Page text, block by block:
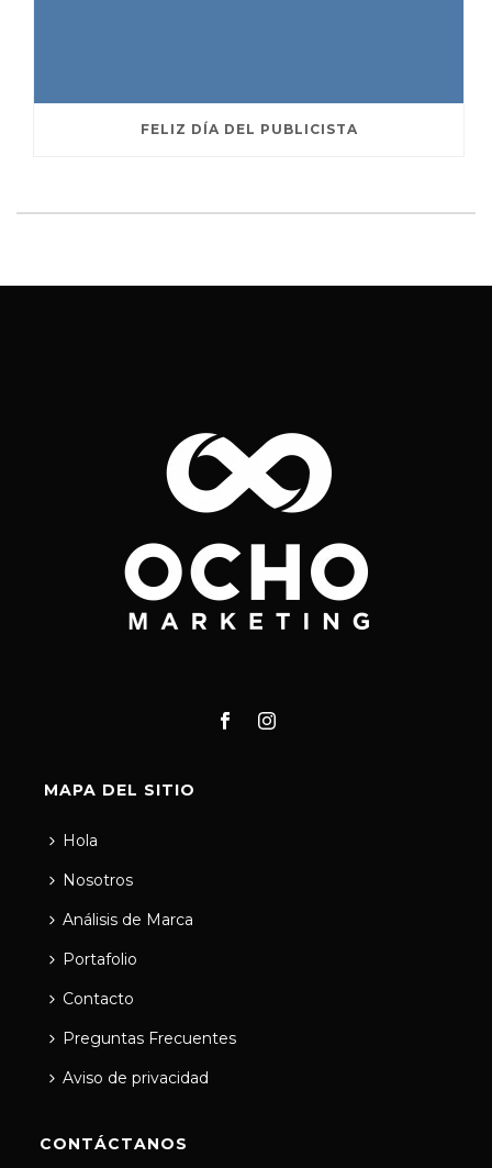
FELIZ DÍA DEL PUBLICISTA
MAPA DEL SITIO
Hola
Nosotros
Análisis de Marca
Portafolio
Contacto
Preguntas Frecuentes
Aviso de privacidad
CONTÁCTANOS